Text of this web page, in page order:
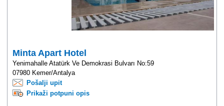
Minta Apart Hotel
Yenimahalle Atatürk Ve Demokrasi Bulvarı No:59
07980 Kemer/Antalya
Pošalji upit
Prikaži potpuni opis